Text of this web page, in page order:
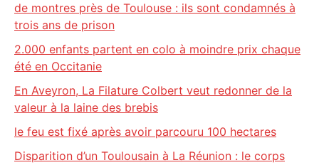
de montres près de Toulouse : ils sont condamnés à
trois ans de prison
2.000 enfants partent en colo à moindre prix chaque
été en Occitanie
En Aveyron, La Filature Colbert veut redonner de la
valeur à la laine des brebis
le feu est fixé après avoir parcouru 100 hectares
Disparition d’un Toulousain à La Réunion : le corps